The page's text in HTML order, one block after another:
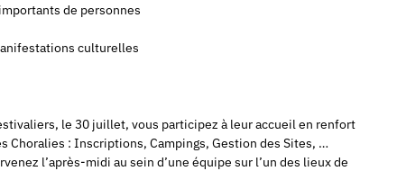
de personnes
culturelles
le 30 juillet, vous participez à leur accueil en renfort
Choralies : Inscriptions, Campings, Gestion des Sites, …
l’après-midi au sein d’une équipe sur l’un des lieux de